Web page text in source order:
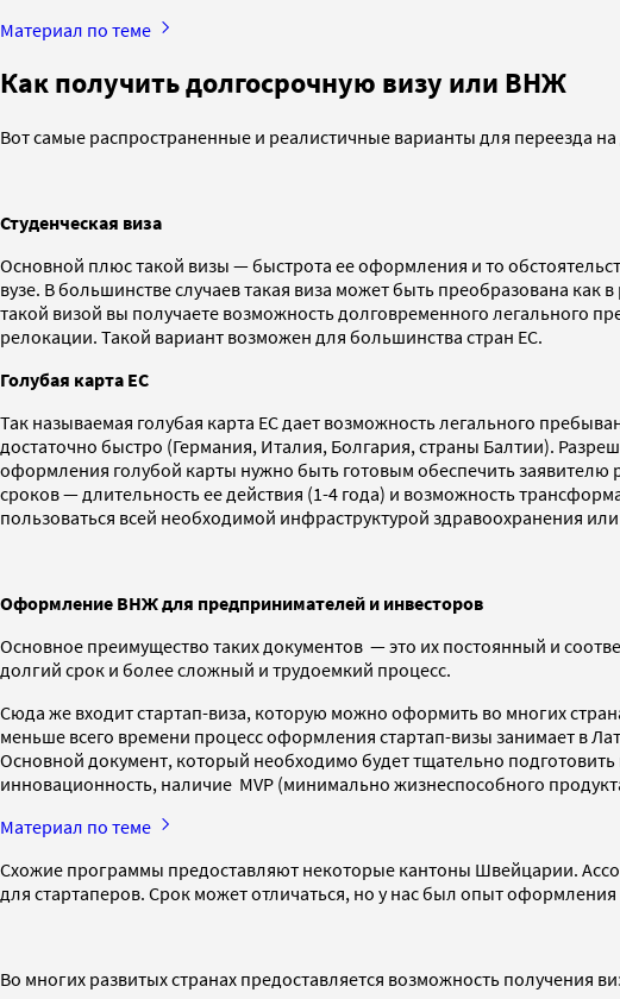
Материал по теме
Как получить долгосрочную визу или ВНЖ
Вот самые распространенные и реалистичные варианты для переезда
Студенческая виза
Основной плюс такой визы — быстрота ее оформления и то
вузе. В большинстве случаев такая виза может быть преобразована
такой визой вы получаете возможность долговременного легального
релокации. Такой вариант возможен для большинства стран ЕС.
Голубая карта ЕС
Так называемая голубая карта ЕС дает возможность легального
достаточно быстро (Германия, Италия, Болгария, страны Балтии).
оформления голубой карты нужно быть готовым обеспечить заявителю
сроков — длительность ее действия (1-4 года) и возможность
пользоваться всей необходимой инфраструктурой здравоохранения
Оформление ВНЖ для предпринимателей и инвесторов
Основное преимущество таких документов — это их постоянный и
долгий срок и более сложный и трудоемкий процесс.
Сюда же входит стартап-виза, которую можно оформить во многих
меньше всего времени процесс оформления стартап-визы занимает в
Основной документ, который необходимо будет тщательно
инновационность, наличие MVP (минимально жизнеспособного
Материал по теме
Схожие программы предоставляют некоторые кантоны Швейцарии.
для стартаперов. Срок может отличаться, но у нас был опыт оформления
Во многих развитых странах предоставляется возможность получения